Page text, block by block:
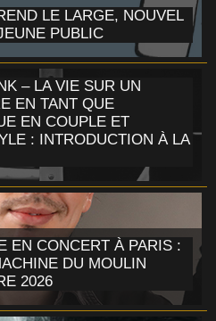
LE LARGE, NOUVEL
PUBLIC
– LA VIE SUR UN
EN TANT QUE
EN COUPLE ET
: INTRODUCTION À LA
EN CONCERT À PARIS :
DU MOULIN
2026